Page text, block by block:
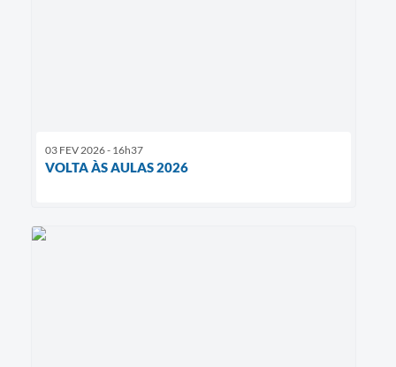
03 FEV 2026 - 16h37
VOLTA ÀS AULAS 2026